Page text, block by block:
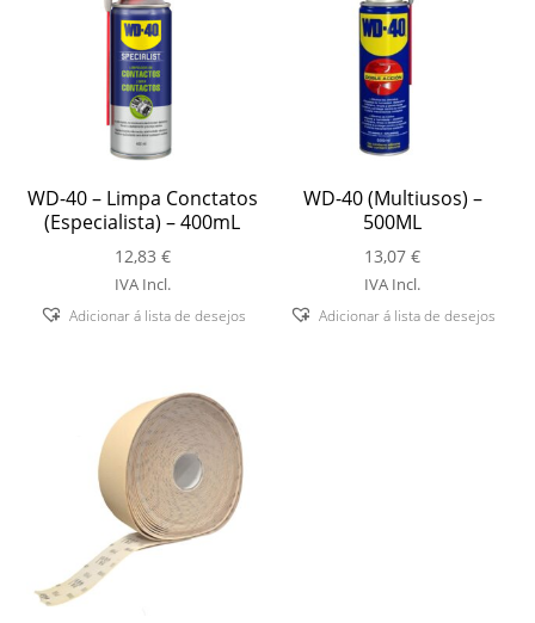
WD-40 – Limpa Conctatos
(Especialista) – 400mL
12,83 €
IVA Incl.
Adicionar á lista de desejos
WD-40 (Multiusos) –
500ML
13,07€
IVA Incl.
Adicionar á lista de desejos